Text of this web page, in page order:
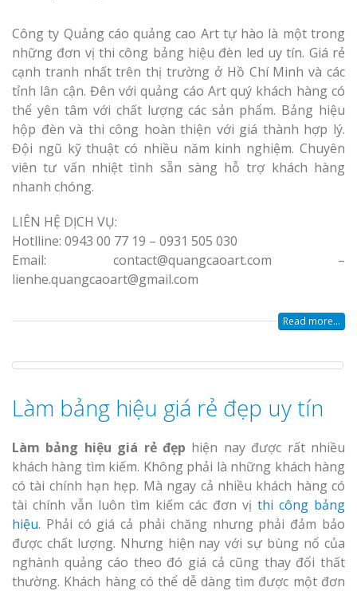
Công ty Quảng cáo quảng cao Art tự hào là một trong
những đơn vị thi công bảng hiệu đèn led uy tín. Giá rẻ
cạnh tranh nhất trên thị trường ở Hồ Chí Minh và các
tỉnh lân cận. Đên với quảng cáo Art quý khách hàng có
thể yên tâm với chất lượng các sản phẩm. Bảng hiệu
hộp đèn và thi công hoàn thiện với giá thành hợp lý.
Đội ngũ kỹ thuật có nhiều năm kinh nghiệm. Chuyên
viên tư vấn nhiệt tình sẵn sàng hỗ trợ khách hàng
nhanh chóng.
LIÊN HỆ DỊCH VỤ:
Hotlline: 0943 00 77 19 – 0931 505 030
Email: contact@quangcaoart.com –
lienhe.quangcaoart@gmail.com
Read more...
Làm bảng hiệu giá rẻ đẹp uy tín
Làm bảng hiệu giá rẻ đẹp hiện nay được rất nhiều
khách hàng tìm kiếm. Không phải là những khách hàng
có tài chính hạn hẹp. Mà ngay cả nhiều khách hàng có
tài chính vẫn luôn tìm kiếm các đơn vịthi công bảng
hiệu. Phải có giá cả phải chăng nhưng phải đảm bảo
được chất lượng. Nhưng hiện nay với sự bùng nổ của
nghành quảng cáo theo đó giá cả cũng thay đổi thất
thường. Khách hàng có thể dễ dàng tìm được một đơn
Làm biển
tại Vinh Nghệ An
Làm Biển
Nam Đàn Uy Tín Giá
Làm Biển
Làm Bảng
Làm Hộp
Mỏng Nghệ
Hút